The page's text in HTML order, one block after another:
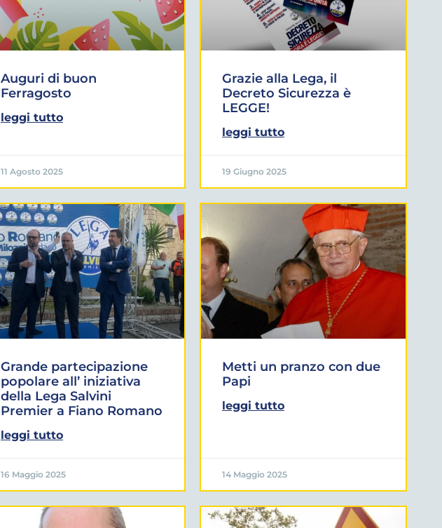
Auguri di buon
Ferragosto
leggi tutto
11 Agosto 2025
Grazie alla Lega, il
Decreto Sicurezza è
LEGGE!
leggi tutto
19 Giugno 2025
Grande partecipazione
popolare all’ iniziativa
della Lega Salvini
Premier a Fiano Romano
leggi tutto
16 Maggio 2025
Metti un pranzo con due
Papi
leggi tutto
14 Maggio 2025